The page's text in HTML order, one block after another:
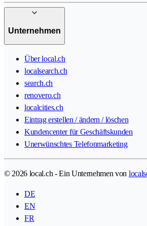
Unternehmen
Über local.ch
localsearch.ch
search.ch
renovero.ch
localcities.ch
Eintrag erstellen / ändern / löschen
Kundencenter für Geschäftskunden
Unerwünschtes Telefonmarketing
© 2026 local.ch - Ein Unternehmen von
DE
EN
FR